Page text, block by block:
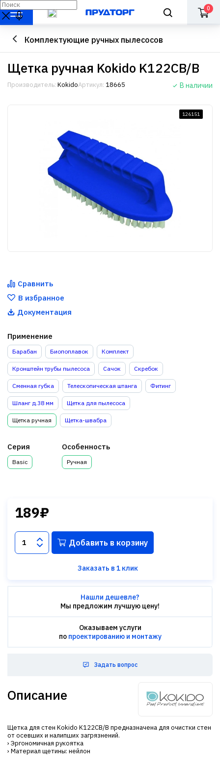
0
Комплектующие ручных пылесосов
Щетка ручная Kokido K122CB/B
Производитель: KokidoАртикул: 18665 В наличии
126151
Сравнить
В избранное
Документация
Применение
Барабан Биопоплавок Комплект
Кронштейн трубы пылесоса Сачок Скребок
Сменная губка Телескопическая штанга Фитинг
Шланг д.38 мм Щетка для пылесоса
Щетка ручная Щетка-швабра
Серия
Basic
Особенность
Ручная
189₽
Добавить в корзину
Заказать в 1 клик
Нашли дешевле?
Мы предложим лучшую цену!
Оказываем услуги
по проектированию и монтажу
Задать вопрос
Описание
Щетка для стен Kokido K122CB/B предназначена для очистки стен
от осевших и налипших загрязнений.
› Эргономичная рукоятка
› Материал щетины: нейлон